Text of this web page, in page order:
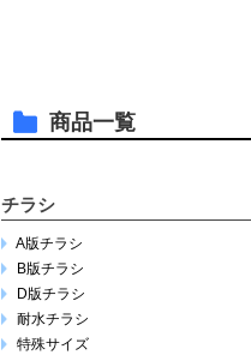
商品一覧
チラシ
A版チラシ
B版チラシ
D版チラシ
耐水チラシ
特殊サイズ